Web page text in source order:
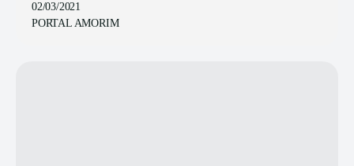
02/03/2021
PORTAL AMORIM